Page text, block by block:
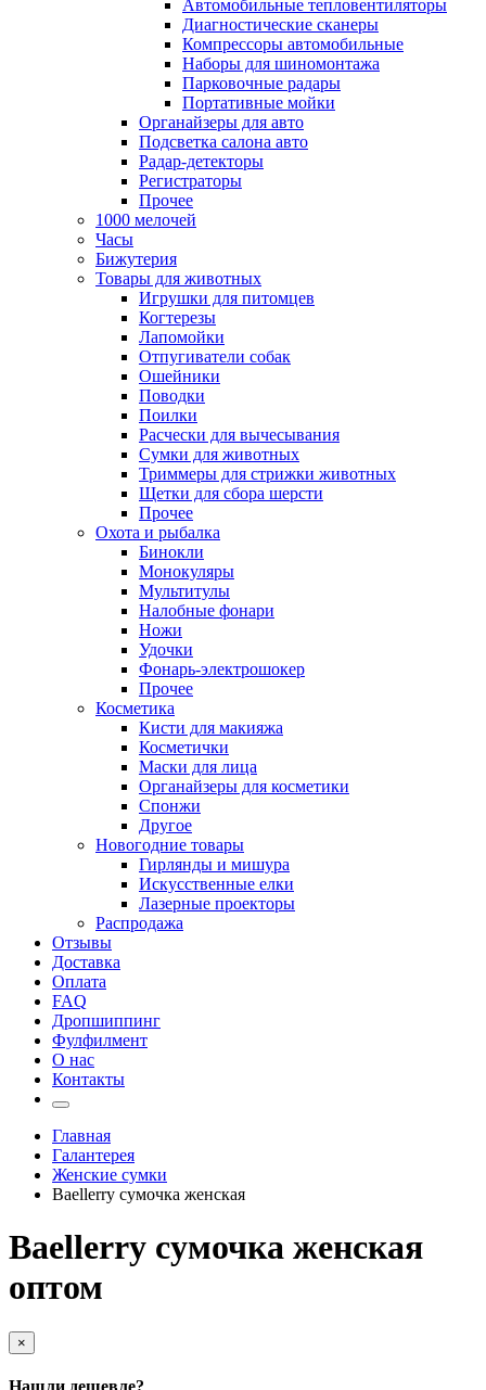
Автомобильные тепловентиляторы
Диагностические сканеры
Компрессоры автомобильные
Наборы для шиномонтажа
Парковочные радары
Портативные мойки
Органайзеры для авто
Подсветка салона авто
Радар-детекторы
Регистраторы
Прочее
1000 мелочей
Часы
Бижутерия
Товары для животных
Игрушки для питомцев
Когтерезы
Лапомойки
Отпугиватели собак
Ошейники
Поводки
Поилки
Расчески для вычесывания
Сумки для животных
Триммеры для стрижки животных
Щетки для сбора шерсти
Прочее
Охота и рыбалка
Бинокли
Монокуляры
Мультитулы
Налобные фонари
Ножи
Удочки
Фонарь-электрошокер
Прочее
Косметика
Кисти для макияжа
Косметички
Маски для лица
Органайзеры для косметики
Спонжи
Другое
Новогодние товары
Гирлянды и мишура
Искусственные елки
Лазерные проекторы
Распродажа
Отзывы
Доставка
Оплата
FAQ
Дропшиппинг
Фулфилмент
О нас
Контакты
Главная
Галантерея
Женские сумки
Baellerry сумочка женская
Baellerry сумочка женская
оптом
×